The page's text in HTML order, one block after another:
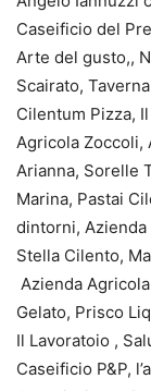
Caseificio del
Arte del gusto,,
Scairato,
Cilentum Pizza,
Agricola Zoccoli,
Arianna, Sorelle
Marina, Pastai
dintorni, Azienda
Stella Cilento,
Azienda
Gelato, Prisco
Il Lavoratoio ,
Caseificio P&P,